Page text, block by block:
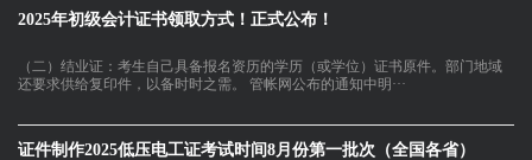
2025年初级会计证书领取方式！正式公布！
（二）结业证：考生自己具备报名资历的学历（或学位）证书原件。部门地域
还要求供给复印件，以备时时之需。 管帐网公布的通知中明···
证件制作2025低压电工证考试时间8月份第一批次（全国各省）